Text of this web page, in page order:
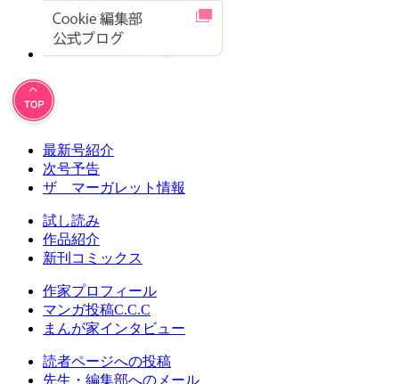
最新号紹介
次号予告
ザ マーガレット情報
試し読み
作品紹介
新刊コミックス
作家プロフィール
マンガ投稿C.C.C
まんが家インタビュー
読者ページへの投稿
先生・編集部へのメール